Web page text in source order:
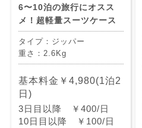
6〜10泊の旅行にオスス
メ！超軽量スーツケース
タイプ：ジッパー
重さ：2.6Kg
基本料金￥4,980(1泊2
日)
3日目以降 ￥400/日
10日目以降 ￥100/日